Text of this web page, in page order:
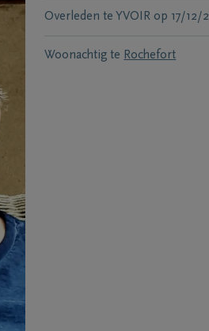
Overleden te YVOIR op 17/12/
Woonachtig te Rochefort